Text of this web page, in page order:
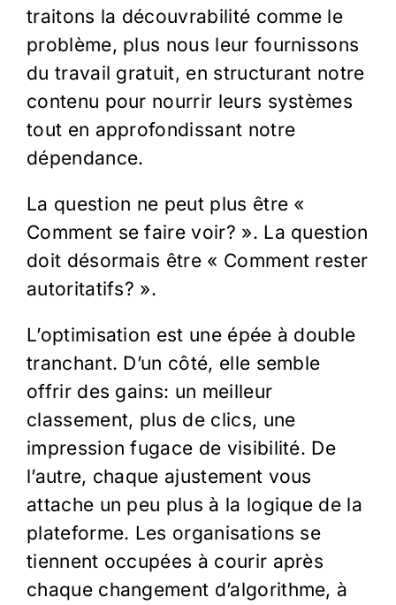
traitons la découvrabilité comme le
problème, plus nous leur fournissons
du travail gratuit, en structurant notre
contenu pour nourrir leurs systèmes
tout en approfondissant notre
dépendance.
La question ne peut plus être «
Comment se faire voir? ». La question
doit désormais être « Comment rester
autoritatifs? ».
L’optimisation est une épée à double
tranchant. D’un côté, elle semble
offrir des gains: un meilleur
classement, plus de clics, une
impression fugace de visibilité. De
l’autre, chaque ajustement vous
attache un peu plus à la logique de la
plateforme. Les organisations se
tiennent occupées à courir après
chaque changement d’algorithme, à